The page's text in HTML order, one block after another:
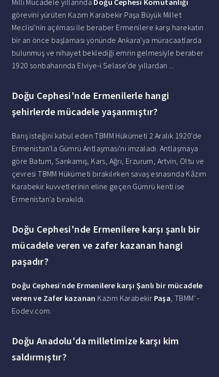
Milli Mücadele yıllarında Doğu Cephesi Komutanlığı
görevini yürüten Kazım Karabekir Paşa Büyük Millet
Meclisi'nin açılması ile beraber Ermenilere karşı harekatın
bir an önce başlaması yönünde Ankara'ya müracaatlarda
bulunmuş ve nihayet beklediği emrin gelmesiyle beraber
1920 sonbaharında Elviye-i Selase'de yıllardan ...
Doğu Cephesi'nde Ermenilerle hangi
şehirlerde mücadele yaşanmıştır?
Barış isteğini kabul eden TBMM Hükümeti 2 Aralık 1920'de
Ermenistan'la Gümrü Antlaşması'nı imzaladı. Antlaşmaya
göre Batum, Sarıkamış, Kars, Ağrı, Erzurum, Artvin, Oltu ve
çevresi TBMM Hükümeti bırakılırken savaş esnasında Kâzım
Karabekir kuvvetlerinin eline geçen Gümrü kenti ise
Ermenistan'a bırakıldı.
Doğu Cephesi'nde Ermenilere karşı şanlı bir
mücadele veren ve zafer kazanan hangi
paşadır?
Doğu Cephesi'nde Ermenilere karşı Şanlı bir mücadele
veren ve Zafer kazanan Kazım Karabekir Paşa, TBMM' -
Eodev.com.
Doğu Anadolu'da milletimize karşı kim
saldırmıştır?